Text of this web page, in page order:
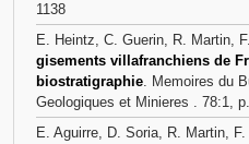
1138
E. Heintz, C. Guerin, R. Martin,
gisements villafranchiens de
biostratigraphie. Memoires du
Geologiques et Minieres . 78:1,
E. Aguirre, D. Soria, R. Martin,